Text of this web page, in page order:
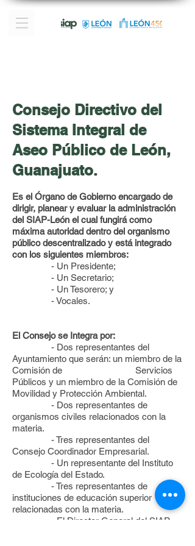
Consejo Directivo del
Sistema Integral de
Aseo Público de León,
Guanajuato.
Es el Órgano de Gobierno encargado de
dirigir, planear y evaluar la administración
del SIAP-León el cual fungirá como
máxima autoridad dentro del organismo
público descentralizado y está integrado
con los siguientes miembros:
- Un Presidente;
- Un Secretario;
- Un Tesorero; y
- Vocales.
El Consejo se Integra por:
- Dos representantes del
Ayuntamiento que serán: un miembro de la
Comisión de Servicios
Públicos y un miembro de la Comisión de
Movilidad y Protección Ambiental.
- Dos representantes de
organismos civiles relacionados con la
materia.
- Tres representantes del
Consejo Coordinador Empresarial.
- Un representante del Instituto
de Ecología del Estado.
- Tres representantes de
instituciones de educación superior
relacionadas con la materia.
- El Director General del SIAP-